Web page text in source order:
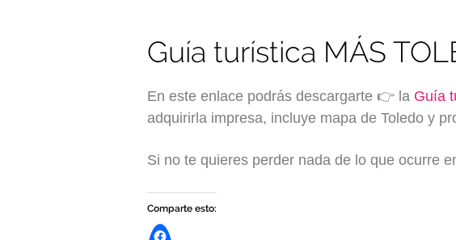
Guía turística MÁS
En este enlace podrás descargarte 👉 la Guía
adquirirla impresa, incluye mapa de Toledo y
Si no te quieres perder nada de lo que ocurre
Comparte esto: